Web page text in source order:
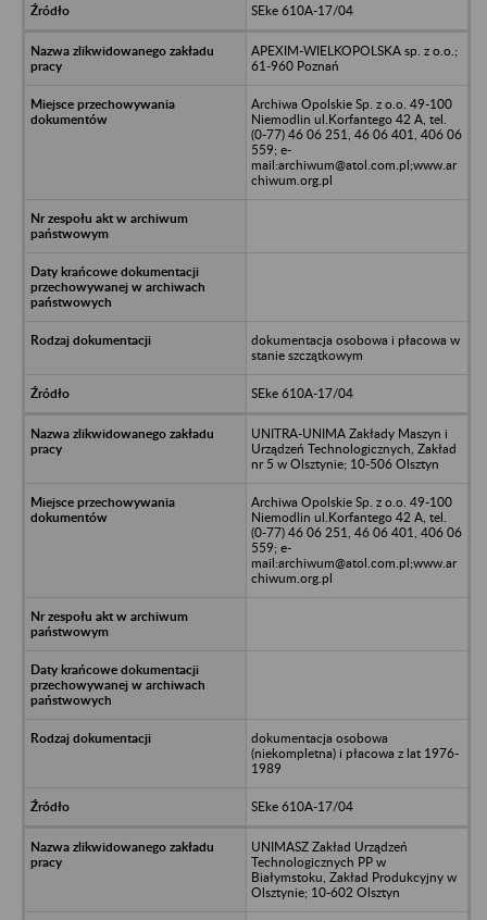
SEke 610A-17/04
APEXIM-WIELKOPOLSKA sp. z o.o.;
61-960 Poznań
Archiwa Opolskie Sp. z o.o. 49-100
Niemodlin ul.Korfantego 42 A, tel.
(0-77) 46 06 251, 46 06 401, 406 06
559; e-
mail:archiwum@atol.com.pl;www.ar
chiwum.org.pl
dokumentacja osobowa i płacowa w
stanie szczątkowym
SEke 610A-17/04
UNITRA-UNIMA Zakłady Maszyn i
Urządzeń Technologicznych, Zakład
nr 5 w Olsztynie; 10-506 Olsztyn
Archiwa Opolskie Sp. z o.o. 49-100
Niemodlin ul.Korfantego 42 A, tel.
(0-77) 46 06 251, 46 06 401, 406 06
559; e-
mail:archiwum@atol.com.pl;www.ar
chiwum.org.pl
dokumentacja osobowa
(niekompletna) i płacowa z lat 1976-
1989
SEke 610A-17/04
UNIMASZ Zakład Urządzeń
Technologicznych PP w
Białymstoku, Zakład Produkcyjny w
Olsztynie; 10-602 Olsztyn